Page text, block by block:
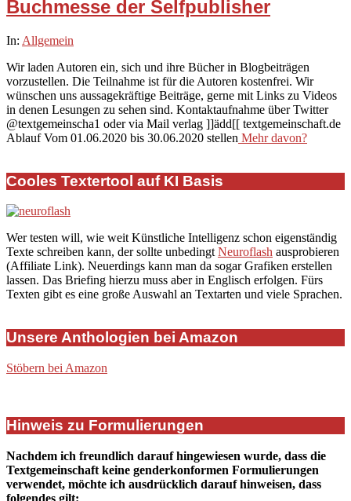
Buchmesse der Selfpublisher
2020-
14
In: Allgemein
Wir laden Autoren ein, sich und ihre Bücher in Blogbeiträgen
vorzustellen. Die Teilnahme ist für die Autoren kostenfrei. Wir
wünschen uns aussagekräftige Beiträge, gerne mit Links zu Videos
in denen Lesungen zu sehen sind. Kontaktaufnahme über Twitter
@textgemeinscha1 oder via Mail verlag ]]ädd[[ textgemeinschaft.de
Ablauf Vom 01.06.2020 bis 30.06.2020 stellen Mehr davon?
Cooles Textertool auf KI Basis
Wer testen will, wie weit Künstliche Intelligenz schon eigenständig
Texte schreiben kann, der sollte unbedingt Neuroflash ausprobieren
(Affiliate Link). Neuerdings kann man da sogar Grafiken erstellen
lassen. Das Briefing hierzu muss aber in Englisch erfolgen. Fürs
Texten gibt es eine große Auswahl an Textarten und viele Sprachen.
Unsere Anthologien bei Amazon
Stöbern bei Amazon
Hinweis zu Formulierungen
Nachdem ich freundlich darauf hingewiesen wurde, dass die
Textgemeinschaft keine genderkonformen Formulierungen
verwendet, möchte ich ausdrücklich darauf hinweisen, dass
folgendes gilt: